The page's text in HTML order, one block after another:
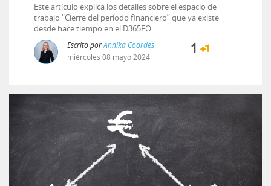
Este artículo explica los detalles sobre el espacio de
trabajo “Cierre del período financiero” que ya existe
desde hace tiempo en el D365FO.
Escrito porAnnika Coordes
miércoles 08 mayo2024
1